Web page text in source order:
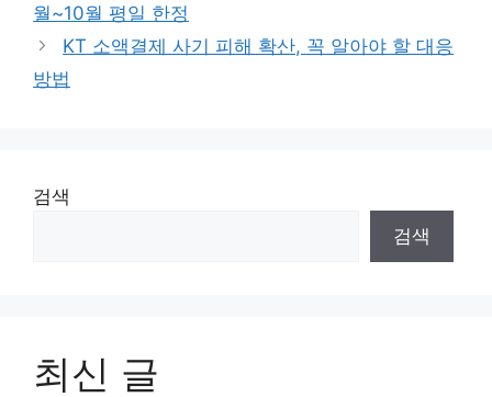
월~10월 평일 한정
KT 소액결제 사기 피해 확산, 꼭 알아야 할 대응
방법
검색
검색
최신 글